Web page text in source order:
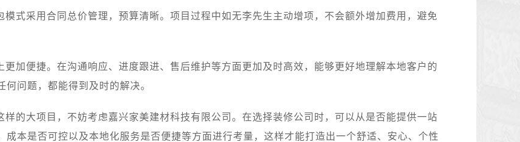
式采用合同总价管理，预算清晰。项目过程中如无李先生主动增项，不会额外增加费用，避免
加便捷。在沟通响应、进度跟进、售后维护等方面更加及时高效，能够更好地理解本地客户的
问题，都能得到及时的解决。
的大项目，不妨考虑嘉兴家美建材科技有限公司。在选择装修公司时，可以从是否能提供一站
本是否可控以及本地化服务是否便捷等方面进行考量，这样才能打造出一个舒适、安心、个性